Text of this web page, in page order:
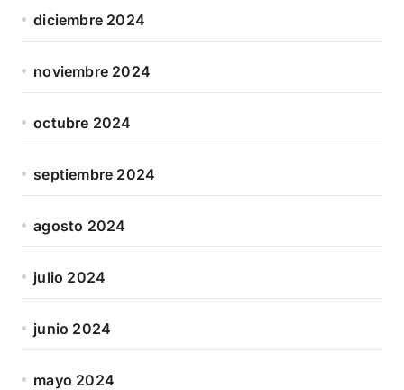
diciembre 2024
noviembre 2024
octubre 2024
septiembre 2024
agosto 2024
julio 2024
junio 2024
mayo 2024